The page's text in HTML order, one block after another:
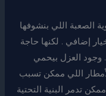
الصعبة اللي بنشوفها
إضافي . لكنها حاجة
وجود العزل بيحمي
اللي ممكن تسبب
تدمر البنية التحتية